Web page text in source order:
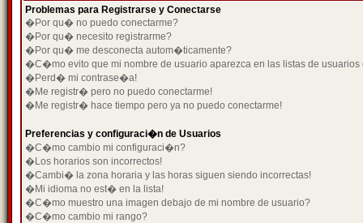
Problemas para Registrarse y Conectarse
�Por qu� no puedo conectarme?
�Por qu� necesito registrarme?
�Por qu� me desconecta autom�ticamente?
�C�mo evito que mi nombre de usuario aparezca en las listas de usuarios
�Perd� mi contrase�a!
�Me registr� pero no puedo conectarme!
�Me registr� hace tiempo pero ya no puedo conectarme!
Preferencias y configuraci�n de Usuarios
�C�mo cambio mi configuraci�n?
�Los horarios son incorrectos!
�Cambi� la zona horaria y las horas siguen siendo incorrectas!
�Mi idioma no est� en la lista!
�C�mo muestro una imagen debajo de mi nombre de usuario?
�C�mo cambio mi rango?